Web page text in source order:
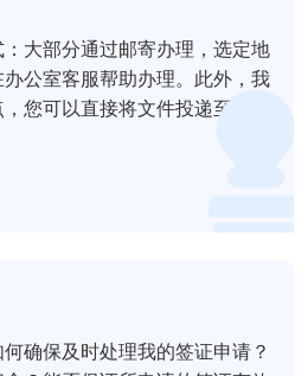
大部分通过邮寄办理，选定地
公室客服帮助办理。此外，我
您可以直接将文件投递至这些
确保及时处理我的签证申请？